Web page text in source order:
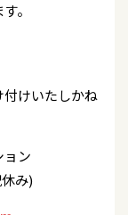
。
付けいたしかね
ョン
み)